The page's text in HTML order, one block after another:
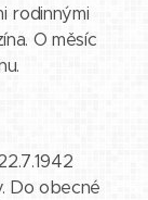
rodinnými
O měsíc
Do obecné